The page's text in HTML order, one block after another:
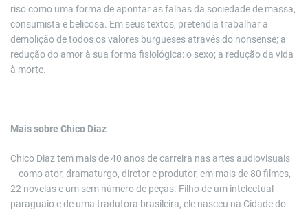
riso como uma forma de apontar as falhas da sociedade de massa,
consumista e belicosa. Em seus textos, pretendia trabalhar a
demolição de todos os valores burgueses através do nonsense; a
redução do amor à sua forma fisiológica: o sexo; a redução da vida
à morte.
Mais sobre Chico Diaz
Chico Diaz tem mais de 40 anos de carreira nas artes audiovisuais
– como ator, dramaturgo, diretor e produtor, em mais de 80 filmes,
22 novelas e um sem número de peças. Filho de um intelectual
paraguaio e de uma tradutora brasileira, ele nasceu na Cidade do